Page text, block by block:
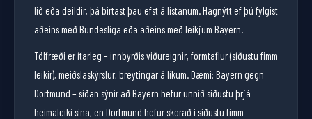
lið eða deildir, þá birtast þau efst á listanum. Hagnýtt ef þú fylgist
aðeins með Bundesliga eða aðeins með leikjum Bayern.
Tölfræði er ítarleg – innbyrðis viðureignir, formtaflur (síðustu fimm
leikir), meiðslaskýrslur, breytingar á líkum. Dæmi: Bayern gegn
Dortmund – síðan sýnir að Bayern hefur unnið síðustu þrjá
heimaleiki sína, en Dortmund hefur skorað í síðustu fimm